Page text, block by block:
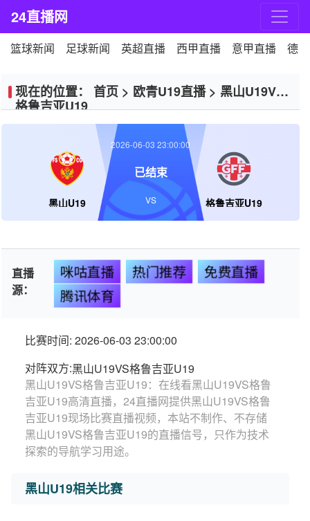
24直播网
篮球新闻 足球新闻 英超直播 西甲直播 意甲直播 德
现在的位置： 首页 > 欧青U19直播> 黑山U19VS
格鲁吉亚U19
黑山U19 格鲁吉亚U19
2026-06-03 23:00:00
已结束
VS
直播
源：
咪咕直播 热门推荐
免费直播
腾讯体育
比赛时间: 2026-06-03 23:00:00
对阵双方:黑山U19VS格鲁吉亚U19
黑山U19VS格鲁吉亚U19：在线看黑山U19VS格鲁
吉亚U19高清直播，24直播网提供黑山U19VS格鲁
吉亚U19现场比赛直播视频，本站不制作、不存储
黑山U19VS格鲁吉亚U19的直播信号，只作为技术
探索的导航学习用途。
黑山U19相关比赛